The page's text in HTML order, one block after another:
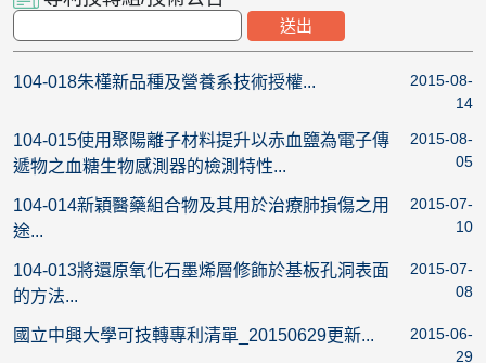
104-018朱槿新品種及營養系技術授權...
2015-08-
14
104-015使用聚陽離子材料提升以赤血鹽為電子傳
遞物之血糖生物感測器的檢測特性...
2015-08-
05
104-014新穎醫藥組合物及其用於治療肺損傷之用
途...
2015-07-
10
104-013將還原氧化石墨烯層修飾於基板孔洞表面
的方法...
2015-07-
08
國立中興大學可技轉專利清單_20150629更新...
2015-06-
29